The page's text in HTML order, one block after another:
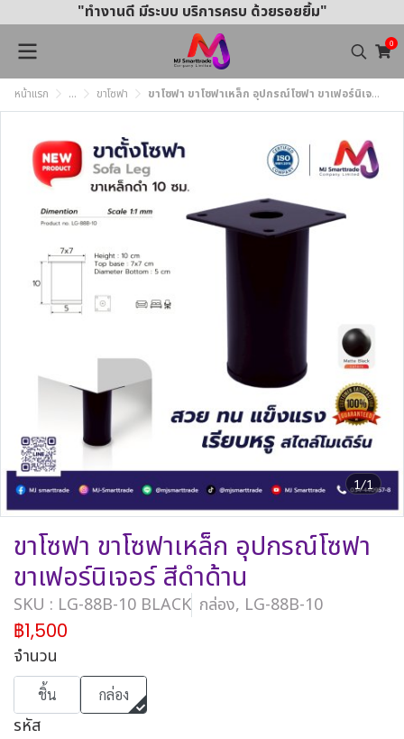
"ทำงานดี มีระบบ บริการครบ ด้วยรอยยิ้ม"
0
หน้าแรก ... ขาโซฟา ขาโซฟา ขาโซฟาเหล็ก อุปกรณ์โซฟา ขาเฟอร์นิเจอร์ สีดำด้าน
1/1
ขาโซฟา ขาโซฟาเหล็ก อุปกรณ์โซฟา
ขาเฟอร์นิเจอร์ สีดำด้าน
SKU : LG-88B-10 BLACK กล่อง, LG-88B-10
฿1,500
จำนวน
ชิ้น กล่อง
รหัส